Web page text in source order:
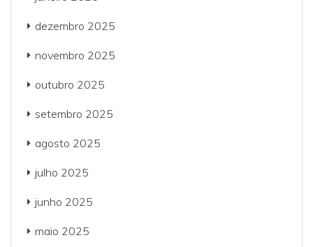
dezembro 2025
novembro 2025
outubro 2025
setembro 2025
agosto 2025
julho 2025
junho 2025
maio 2025